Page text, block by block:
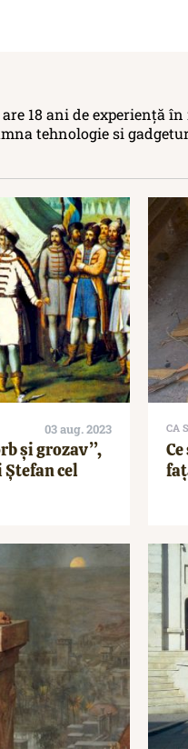
18 ani de experiență
tehnologie si
03 aug. 2023
și grozav”,
cel
CA